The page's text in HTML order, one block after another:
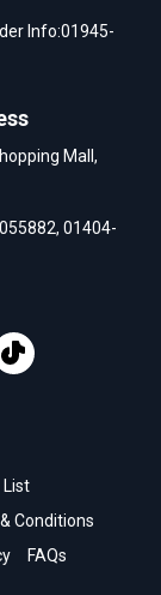
Info:01945-
Mall,
, 01404-
List
Conditions
FAQs